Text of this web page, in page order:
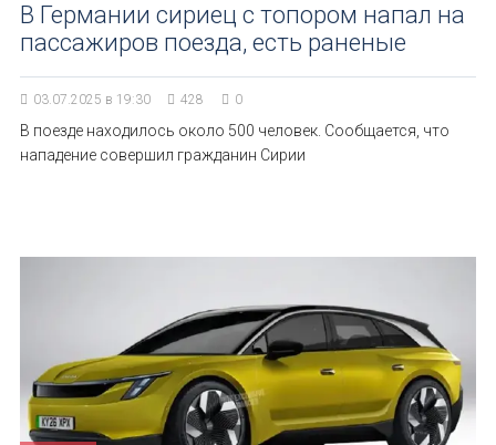
В Германии сириец с топором напал на
пассажиров поезда, есть раненые
03.07.2025 в 19:30 428 0
В поезде находилось около 500 человек. Сообщается, что
нападение совершил гражданин Сирии